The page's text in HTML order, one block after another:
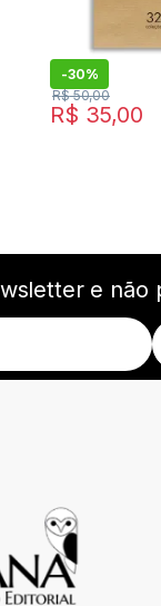
-30%
R$ 35,00
R$50,00
e não